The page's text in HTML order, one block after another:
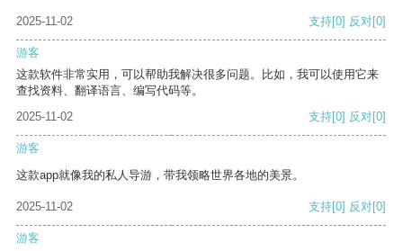
2025-11-02 支持[0] 反对[0]
游客
这款软件非常实用，可以帮助我解决很多问题。比如，我可以使用它来
查找资料、翻译语言、编写代码等。
2025-11-02
支持[0] 反对[0]
游客
这款app就像我的私人导游，带我领略世界各地的美景。
2025-11-02 支持[0] 反对[0]
游客